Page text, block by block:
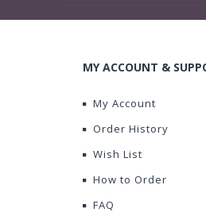
MY ACCOUNT &
My Account
Order History
Wish List
How to Order
FAQ